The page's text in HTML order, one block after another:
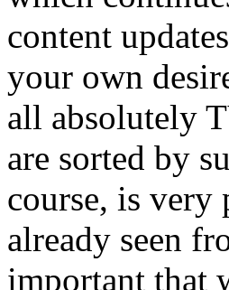
content
your own
all absolutely
are sorted by
course, is very
already seen
important that